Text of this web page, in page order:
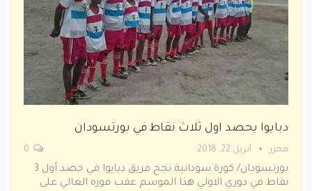
دبايوا يحصد اول ثلاث نقاط في بورتسودان
محرر أبريل 22, 2018
بورتسودان/ كورة سودانية نجح فريق دبايوا في حصد أول 3
نقاط في دوري الاولي هذا الموسم عقب فوزه الغالي على